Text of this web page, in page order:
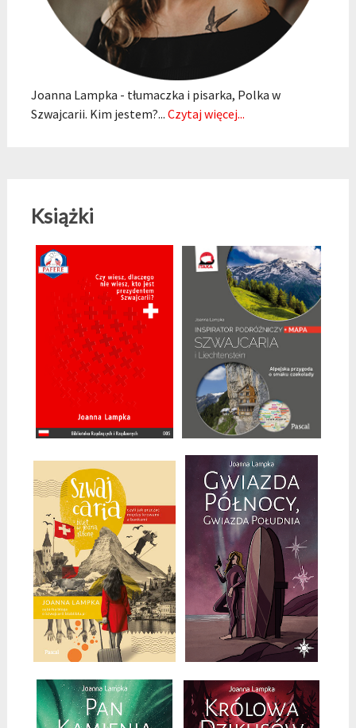
Joanna Lampka - tłumaczka i pisarka, Polka w
Szwajcarii. Kim jestem?... Czytaj więcej...
Książki